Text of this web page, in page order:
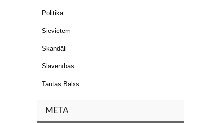
Politika
Sievietēm
Skandāli
Slavenības
Tautas Balss
META